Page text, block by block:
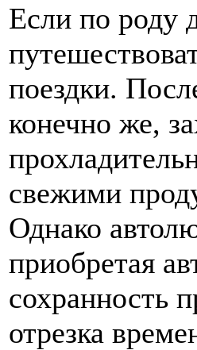
Если по роду
поездки.
конечно же,
свежими
Однако
приобретая
сохранность
отрезка